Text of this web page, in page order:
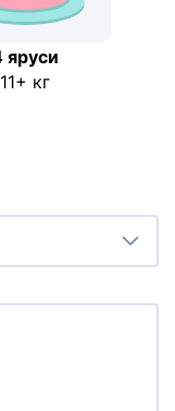
яруси
11+ кг